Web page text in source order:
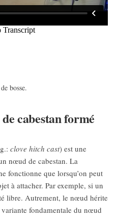
bosse.
cabestan formé
clove hitch cast) est une
nœud de cabestan. La
fonctionne que lorsqu’on peut
à attacher. Par exemple, si un
libre. Autrement, le nœud hérite
fondamentale du nœud